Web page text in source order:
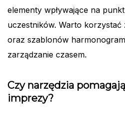
elementy wpływające na
uczestników. Warto
oraz szablonów
zarządzanie czasem.
Czy narzędzia
imprezy?